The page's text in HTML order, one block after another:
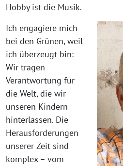
Hobby ist die Musik.
Ich engagiere mich
bei den Grünen, weil
ich überzeugt bin:
Wir tragen
Verantwortung für
die Welt, die wir
unseren Kindern
hinterlassen. Die
Herausforderungen
unserer Zeit sind
komplex – vom